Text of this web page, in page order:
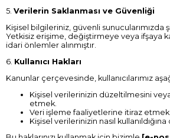
5. Verilerin Saklanması ve Güvenliği
Kişisel bilgileriniz, güvenli sunucularımızda
Yetkisiz erişime, değiştirmeye veya ifşaya
idari önlemler alınmıştır.
6. Kullanıcı Hakları
Kanunlar çerçevesinde, kullanıcılarımız
Kişisel verilerinizin düzeltilmesini
etmek.
Veri işleme faaliyetlerine itiraz etmek.
Kişisel verilerinizin nasıl